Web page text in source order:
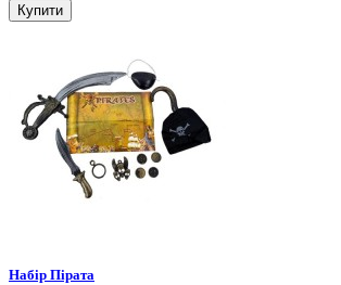
Купити
Набір Пірата